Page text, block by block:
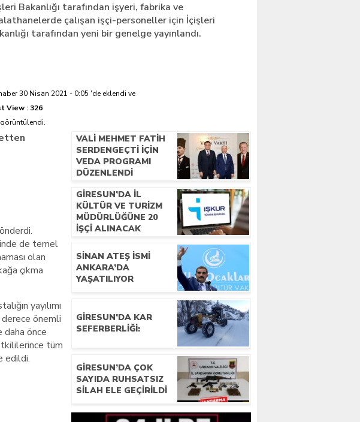
Bakanlığı tarafından işyeri, fabrika ve
çalışan işçi-personeller için İçişleri
tarafından yeni bir genelge yayınlandı.
30 Nisan 2021 - 0:05 'de eklendi ve
View : 326
görüntülendi.
de temel
olan
çıkma
yayılımı
derece önemli
önce
tüm
edildi.
VALI MEHMET FATIH
SERDENGEÇTI İÇIN
VEDA PROGRAMI
DÜZENLENDI
GIRESUN’DA İL
KÜLTÜR VE TURIZM
MÜDÜRLÜĞÜNE 20
İŞÇI ALINACAK
SINAN ATEŞ İSMI
ANKARA’DA
YAŞATILIYOR
GIRESUN’DA KAR
SEFERBERLIĞI:
GIRESUN’DA ÇOK
SAYIDA RUHSATSIZ
SILAH ELE GEÇIRILDI